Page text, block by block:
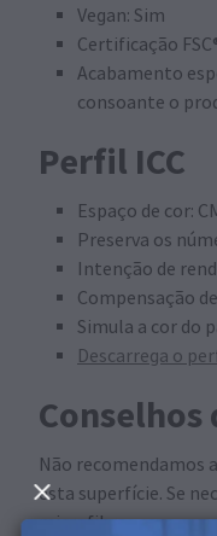
Vegan: Sim
Certificação
Acabamento
consoante o
Perfil ICC
Espaço de cor:
Preserva os
Intenção de
Compensação
Simula a cor do
Descarrega o
Conselhos
Não recomendamos
esta superfície. Se
microfibras seco e